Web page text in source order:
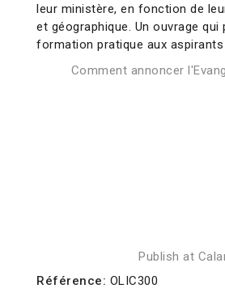
leur ministère, en fonction de
et géographique. Un ouvrage
formation pratique aux
Comment annoncer
Publish at
Référence: OLIC300